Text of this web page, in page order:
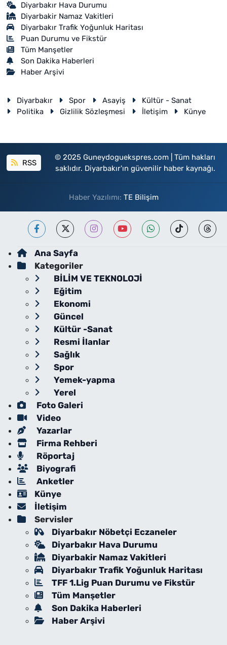
Diyarbakır Hava Durumu
Diyarbakir Namaz Vakitleri
Diyarbakır Trafik Yoğunluk Haritası
Puan Durumu ve Fikstür
Tüm Manşetler
Son Dakika Haberleri
Haber Arşivi
Diyarbakır Spor Asayiş
Kültür - Sanat
Politika
Gizlilik Sözleşmesi İletişim Künye
RSS
© 2025 Guneydoguekspres.com | Tüm hakları
saklıdır. Diyarbakır'ın güvenilir haber kaynağı.
Haber Yazılımı: TE Bilişim
Ana Sayfa
Kategoriler
BİLİM VE TEKNOLOJİ
Eğitim
Ekonomi
Güncel
Kültür -Sanat
Resmi İlanlar
Sağlık
Spor
Yemek-yapma
Yerel
Foto Galeri
Video
Yazarlar
Firma Rehberi
Röportaj
Biyografi
Anketler
Künye
İletişim
Servisler
Diyarbakır Nöbetçi Eczaneler
Diyarbakır Hava Durumu
Diyarbakir Namaz Vakitleri
Diyarbakır Trafik Yoğunluk Haritası
TFF 1.Lig Puan Durumu ve Fikstür
Tüm Manşetler
Son Dakika Haberleri
Haber Arşivi